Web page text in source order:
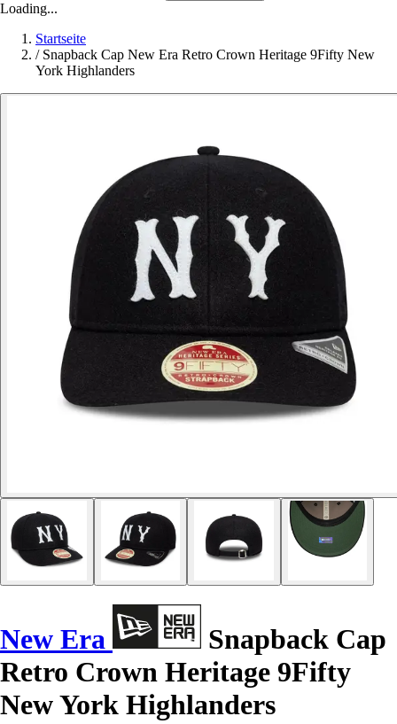
Loading...
Startseite
/ Snapback Cap New Era Retro Crown Heritage 9Fifty New
York Highlanders
New Era
Snapback Cap
Retro Crown Heritage 9Fifty
New York Highlanders